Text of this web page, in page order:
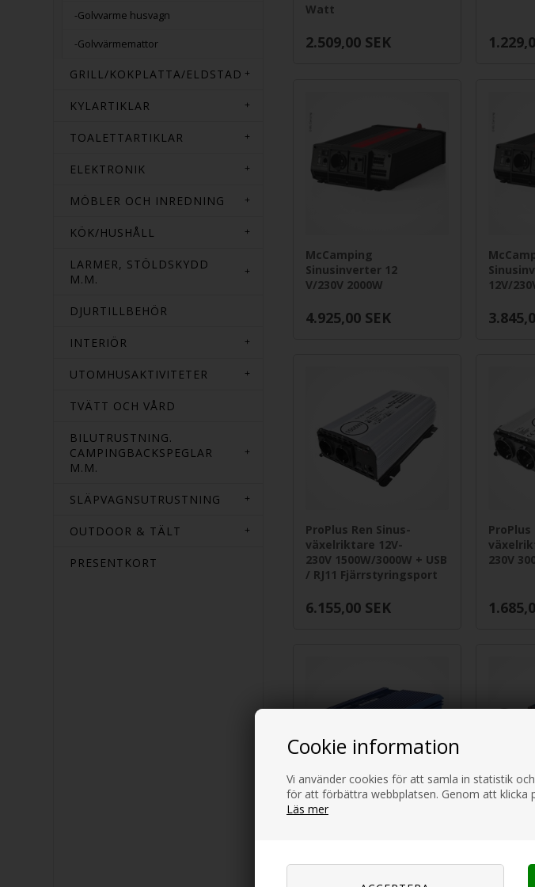
Cookie information
Vi använder cookies för att samla in statistik
för att förbättra webbplatsen. Genom att klicka
Läs mer
-Golvvarme husvagn
-Golvvärmemattor
GRILL/KOKPLATTA/ELDSTAD
KYLARTIKLAR
TOALETTARTIKLAR
ELEKTRONIK
MÖBLER OCH INREDNING
KÖK/HUSHÅLL
LARMER, STÖLDSKYDD
M.M.
DJURTILLBEHÖR
INTERIÖR
UTOMHUSAKTIVITETER
TVÄTT OCH VÅRD
BILUTRUSTNING.
CAMPINGBACKSPEGLAR
M.M.
SLÄPVAGNSUTRUSTNING
OUTDOOR & TÄLT
PRESENTKORT
Watt
2.509,00 SEK
McCamping
Sinusinverter 12
V/230V 2000W
4.925,00 SEK
12V/
ProPlus Ren Sinus-
växelriktare 12V-
230V 1500W/3000W + USB
/ RJ11 Fjärrstyringsport
6.155,00 SEK
ProPlus
230V
REIMO Carbest